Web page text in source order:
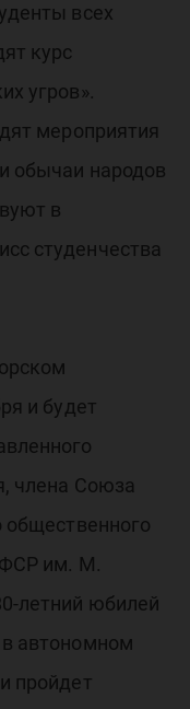
всех
курс
угров».
мероприятия
обычаи народов
в
студенчества
и будет
члена Союза
общественного
им. М.
летний юбилей
автономном
пройдет